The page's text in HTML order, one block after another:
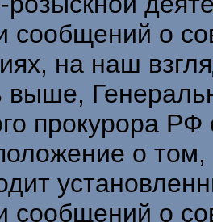
сообщений о
на наш
выше,
прокурора
о том,
сообщений о